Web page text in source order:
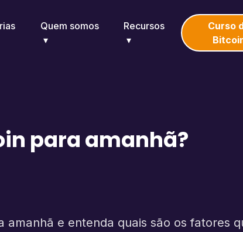
Quem somos Recursos
Curso
para amanhã?
e entenda quais são os fatores